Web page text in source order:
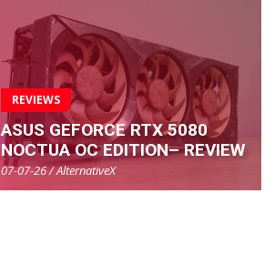
REVIEWS
ASUS GEFORCE RTX 5080
NOCTUA OC EDITION– REVIEW
07-07-26 / AlternativeX